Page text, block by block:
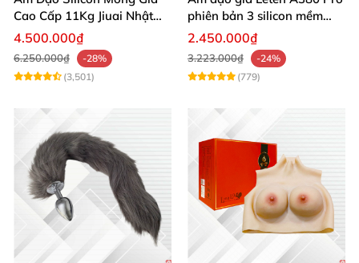
Cao Cấp 11Kg Jiuai Nhật
Bản Thật Như
4.500.000₫
6.250.000₫
-28%
(3,501)
phiên bản 3 silicon mềm
mại kích thích
2.450.000₫
3.223.000₫
-24%
(779)